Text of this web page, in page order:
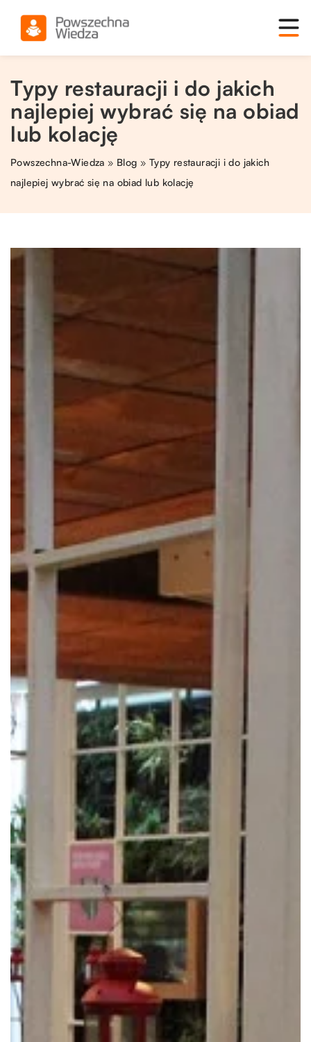
Typy restauracji i do jakich
najlepiej wybrać się na obiad
lub kolację
Powszechna-Wiedza » Blog » Typy restauracji i do jakich
najlepiej wybrać się na obiad lub kolację